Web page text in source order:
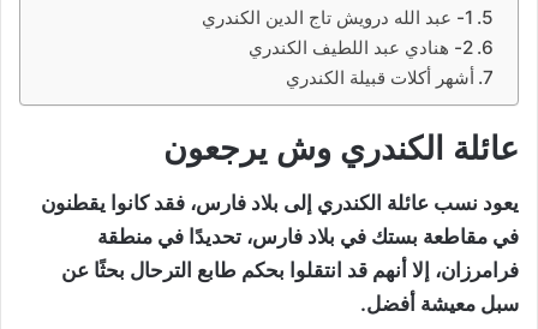
1- عبد الله درويش تاج الدين الكندري
2- هنادي عبد اللطيف الكندري
أشهر أكلات قبيلة الكندري
عائلة الكندري وش يرجعون
يعود نسب عائلة الكندري إلى بلاد فارس، فقد كانوا يقطنون
في مقاطعة بستك في بلاد فارس، تحديدًا في منطقة
فرامرزان، إلا أنهم قد انتقلوا بحكم طابع الترحال بحثًا عن
سبل معيشة أفضل.